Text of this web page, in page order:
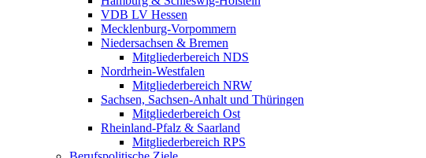
VDB LV Hessen
Mecklenburg-Vorpommern
Niedersachsen & Bremen
Mitgliederbereich NDS
Nordrhein-Westfalen
Mitgliederbereich NRW
Sachsen, Sachsen-Anhalt und Thüringen
Mitgliederbereich Ost
Rheinland-Pfalz & Saarland
Mitgliederbereich RPS